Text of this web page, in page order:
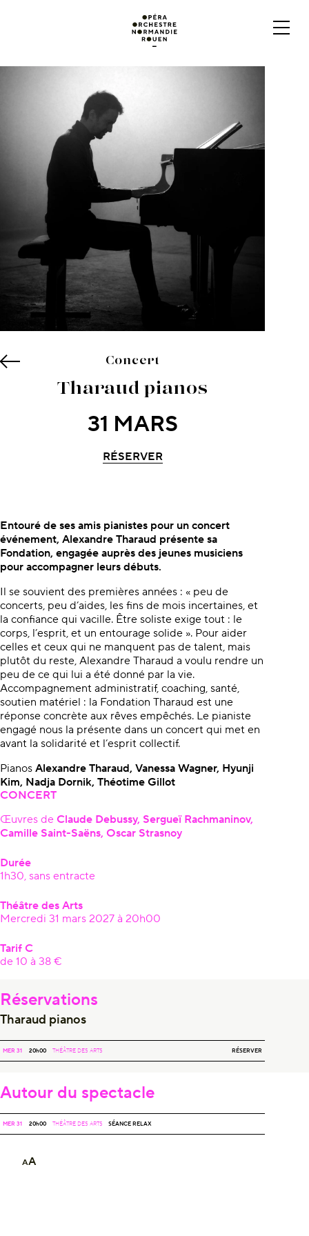
AA
Concert
Tharaud pianos
31 MARS
RÉSERVER
À propos du concert
Entouré de ses amis pianistes pour un concert
événement, Alexandre Tharaud présente sa
Fondation, engagée auprès des jeunes musiciens
pour accompagner leurs débuts.
Il se souvient des premières années : « peu de
concerts, peu d’aides, les fins de mois incertaines, et
la confiance qui vacille. Être soliste exige tout : le
corps, l’esprit, et un entourage solide ». Pour aider
celles et ceux qui ne manquent pas de talent, mais
plutôt du reste, Alexandre Tharaud a voulu rendre un
peu de ce qui lui a été donné par la vie.
Accompagnement administratif, coaching, santé,
soutien matériel : la Fondation Tharaud est une
réponse concrète aux rêves empêchés. Le pianiste
engagé nous la présente dans un concert qui met en
avant la solidarité et l’esprit collectif.
Pianos Alexandre Tharaud, Vanessa Wagner, Hyunji
Kim, Nadja Dornik, Théotime Gillot
CONCERT
Œuvres de Claude Debussy, Sergueï Rachmaninov,
Camille Saint-Saëns, Oscar Strasnoy
Durée
1h30, sans entracte
Théâtre des Arts
Mercredi 31 mars 2027 à 20h00
Tarif C
de 10 à 38 €
Réservations
Tharaud pianos
MER 31 20h00
THARAUD PIANOSTHÉÂTRE DES ARTS RÉSERVER
Autour du spectacle
MER 31 20h00 SÉANCE RELAX
THÉÂTRE DES ARTS